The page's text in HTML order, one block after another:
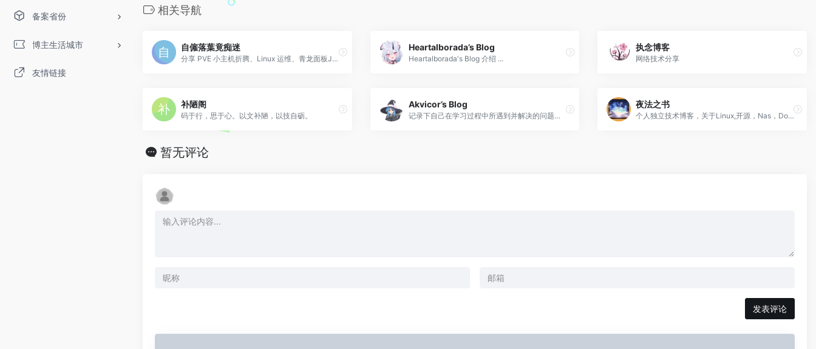
备案省份
博主生活城市
友情链接
相关导航
自僱落葉竟痴迷
分享 PVE 小主机折腾、Linux 运维、青龙面板JD脚本代理池、Home Assistant 使用等实用技术教程，提供详尽 Docker 教程与代码示例，助力开发者与运维者高效实践。
Heartalborada’s Blog
Heartalborada's Blog 介绍 ...
执念博客
网络技术分享
补陋阁
码于行，思于心。以文补陋，以技自砺。
Akvicor’s Blog
记录下自己在学习过程中所遇到并解决的问题，也希望能帮助学习过程中被同样问题所困惑的人
夜法之书
个人独立技术博客，关于Linux,开源，Nas，Docker，嵌入式，理财，健身等主题！
暂无评论
发表评论